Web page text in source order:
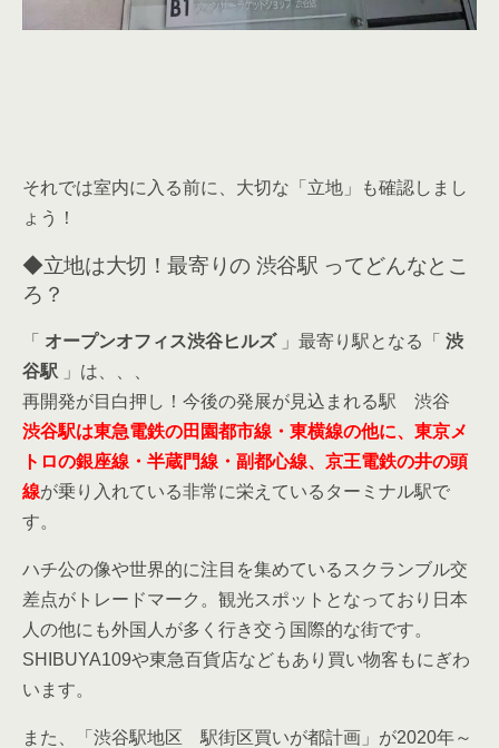
それでは室内に入る前に、大切な「立地」も確認しまし
ょう！
◆立地は大切！最寄りの 渋谷駅 ってどんなとこ
ろ？
「 オープンオフィス渋谷ヒルズ 」最寄り駅となる「 渋
谷駅
」は、、、
再開発が目白押し！今後の発展が見込まれる駅 渋谷
渋谷駅は東急電鉄の田園都市線・東横線の他に、東京メ
トロの銀座線・半蔵門線・副都心線、京王電鉄の井の頭
線が乗り入れている非常に栄えているターミナル駅で
す。
ハチ公の像や世界的に注目を集めているスクランブル交
差点がトレードマーク。観光スポットとなっており日本
人の他にも外国人が多く行き交う国際的な街です。
SHIBUYA109や東急百貨店などもあり買い物客もにぎわ
います。
また、「渋谷駅地区 駅街区買いが都計画」が2020年～